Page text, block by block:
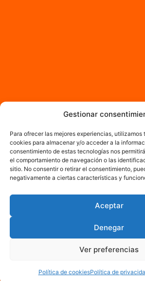
Gestionar
Para ofrecer las mejores experiencias, utilizamos
cookies para almacenar y/o acceder a la
consentimiento de estas tecnologías nos
el comportamiento de navegación o las
sitio. No consentir o retirar el consentimiento,
negativamente a ciertas características y
Aceptar
Denegar
Ver preferencias
Política de cookiesPolítica de